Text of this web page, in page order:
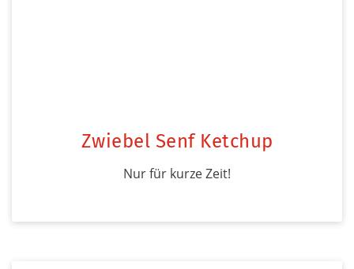
Zwiebel Senf Ketchup
Nur für kurze Zeit!